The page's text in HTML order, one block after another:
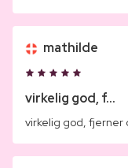
mathilde
virkelig god, f...
virkelig god, fjerner